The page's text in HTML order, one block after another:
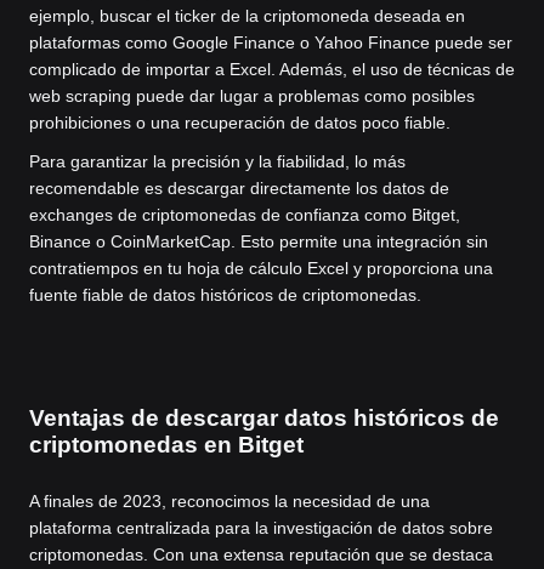
ejemplo, buscar el ticker de la criptomoneda deseada en
plataformas como Google Finance o Yahoo Finance puede ser
complicado de importar a Excel. Además, el uso de técnicas de
web scraping puede dar lugar a problemas como posibles
prohibiciones o una recuperación de datos poco fiable.
Para garantizar la precisión y la fiabilidad, lo más
recomendable es descargar directamente los datos de
exchanges de criptomonedas de confianza como Bitget,
Binance o CoinMarketCap. Esto permite una integración sin
contratiempos en tu hoja de cálculo Excel y proporciona una
fuente fiable de datos históricos de criptomonedas.
Ventajas de descargar datos históricos de
criptomonedas en Bitget
A finales de 2023, reconocimos la necesidad de una
plataforma centralizada para la investigación de datos sobre
criptomonedas. Con una extensa reputación que se destaca